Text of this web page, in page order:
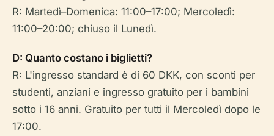
R: Martedì–Domenica: 11:00–17:00; Mercoledì:
11:00–20:00; chiuso il Lunedì.
D: Quanto costano i biglietti?
R: L'ingresso standard è di 60 DKK, con sconti per
studenti, anziani e ingresso gratuito per i bambini
sotto i 16 anni. Gratuito per tutti il Mercoledì dopo le
17:00.